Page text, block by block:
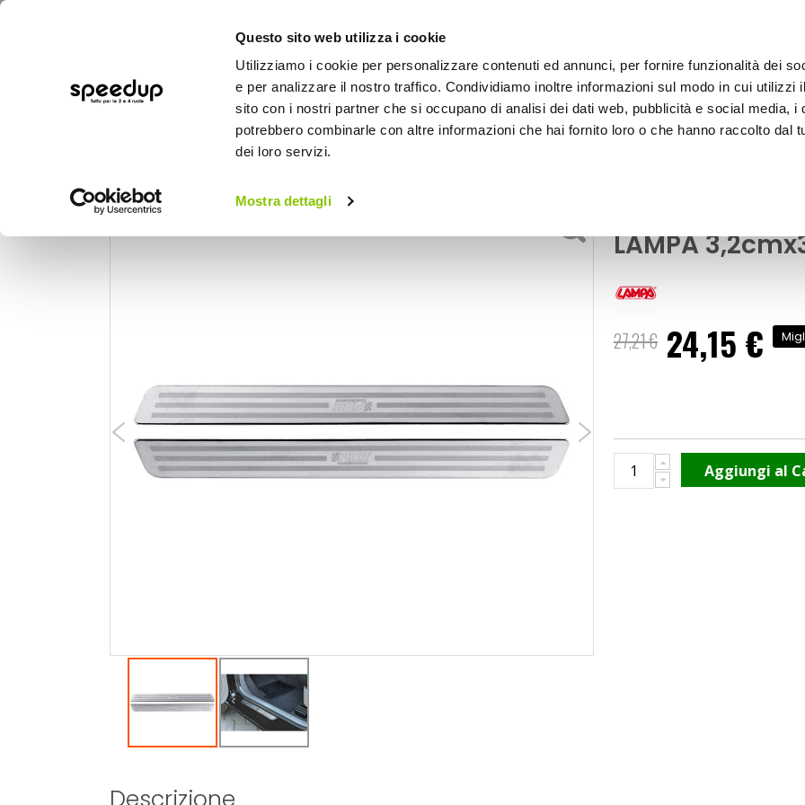
Questo sito web utilizza i cookie
Utilizziamo i cookie per personalizzare contenuti ed annunci, per fornire funzionalità dei
e per analizzare il nostro traffico. Condividiamo inoltre informazioni sul modo in cui utilizzi
sito con i nostri partner che si occupano di analisi dei dati web, pubblicità e social media, i
potrebbero combinarle con altre informazioni che hai fornito loro o che hanno raccolto dal
dei loro servizi.
Mostra dettagli
BICI OUTDOOR
Home
LAMPA
27,21 € Prezzo
speciale
24,15 €
Aggiungi al